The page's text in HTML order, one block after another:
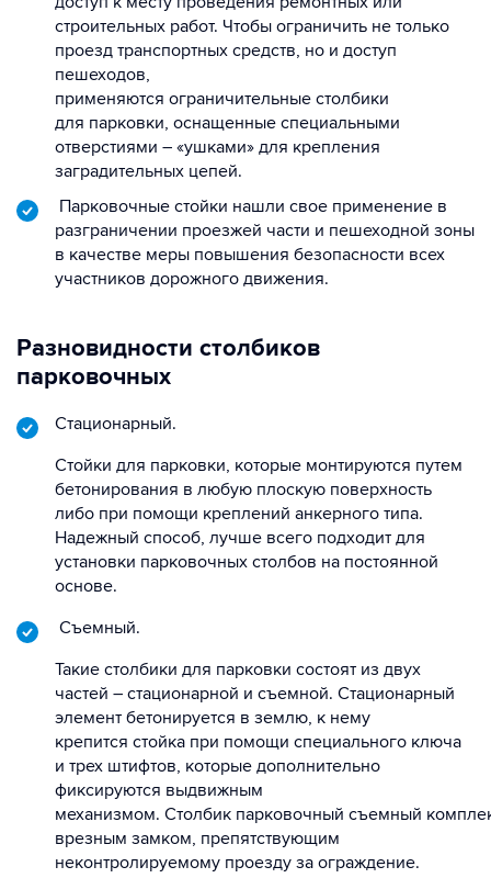
строительных работ. Чтобы ограничить не только
проезд транспортных средств, но и доступ
пешеходов,
применяются ограничительные столбики
для парковки, оснащенные специальными
отверстиями – «ушками» для крепления
заградительных цепей.
Парковочные стойки нашли свое применение в
разграничении проезжей части и пешеходной зоны
в качестве меры повышения безопасности всех
участников дорожного движения.
Разновидности столбиков
парковочных
Стационарный.
Стойки для парковки, которые монтируются путем
бетонирования в любую плоскую поверхность
либо при помощи креплений анкерного типа.
Надежный способ, лучше всего подходит для
установки парковочных столбов на постоянной
основе.
Съемный.
Такие столбики для парковки состоят из двух
частей – стационарной и съемной. Стационарный
элемент бетонируется в землю, к нему
крепится стойка при помощи специального ключа
и трех штифтов, которые дополнительно
фиксируются выдвижным
механизмом. Столбик парковочный съемный
врезным замком, препятствующим
неконтролируемому проезду за ограждение.